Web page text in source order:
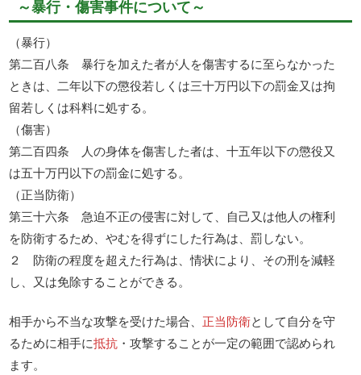
～暴行・傷害事件について～
（暴行）
第二百八条 暴行を加えた者が人を傷害するに至らなかった
ときは、二年以下の懲役若しくは三十万円以下の罰金又は拘
留若しくは科料に処する。
（傷害）
第二百四条 人の身体を傷害した者は、十五年以下の懲役又
は五十万円以下の罰金に処する。
（正当防衛）
第三十六条 急迫不正の侵害に対して、自己又は他人の権利
を防衛するため、やむを得ずにした行為は、罰しない。
２ 防衛の程度を超えた行為は、情状により、その刑を減軽
し、又は免除することができる。
相手から不当な攻撃を受けた場合、 正当防衛として自分を守
るために相手に抵抗 ・攻撃することが一定の範囲で認められ
ます。